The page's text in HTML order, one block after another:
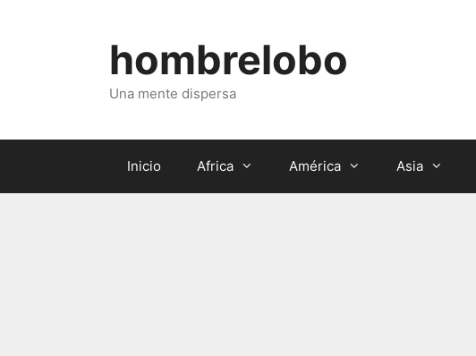
hombrelobo
Una mente dispersa
Inicio Africa América Asia